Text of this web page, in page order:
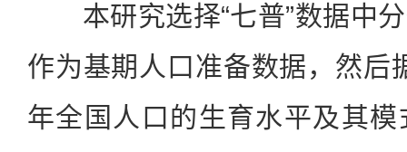
本研究选择“七普”数据中分
作为基期人口准备数据，然
年全国人口的生育水平及其